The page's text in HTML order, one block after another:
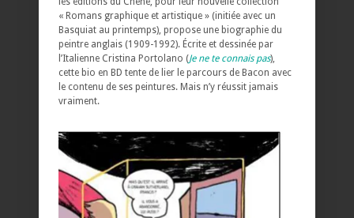
« Romans graphique et artistique » (initiée avec un
Basquiat au printemps), propose une biographie du
peintre anglais (1909-1992). Écrite et dessinée par
l’Italienne Cristina Portolano (Je ne te connais pas),
cette bio en BD tente de lier le parcours de Bacon avec
le contenu de ses peintures. Mais n’y réussit jamais
vraiment.